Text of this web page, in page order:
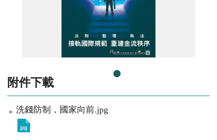
附件下載
洗錢防制，國家向前.jpg